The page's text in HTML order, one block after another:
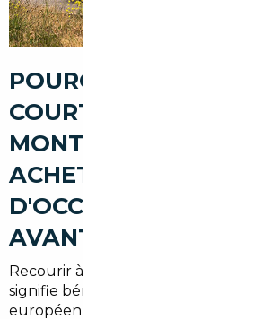
POURQUOI PASSER
COURTIER
MONTMORENCY POUR
ACHETER UNE
D'OCCASION
AVANTAGES,
Recourir à un
signifie bénéficier d'une expertise
européenne. Les avantages :